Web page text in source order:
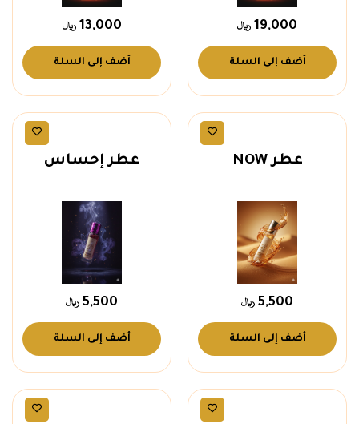
19,000
أضف إلى السلة
13,000
أضف إلى السلة
عطر NOW
5,500
أضف إلى السلة
عطر إحساس
5,500
أضف إلى السلة